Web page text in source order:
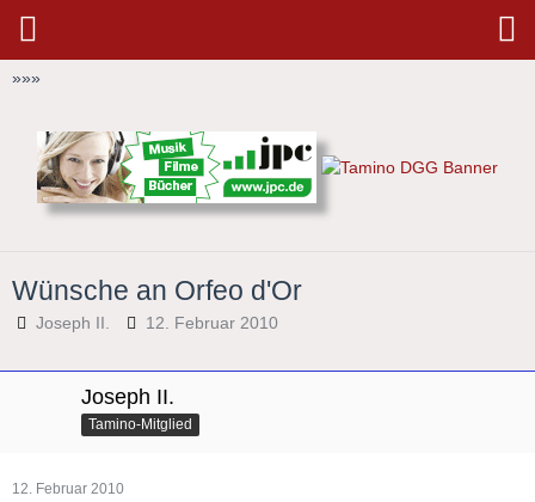
»»»
Wünsche an Orfeo d'Or
Joseph II. 12. Februar 2010
Joseph II.
Tamino-Mitglied
12. Februar 2010